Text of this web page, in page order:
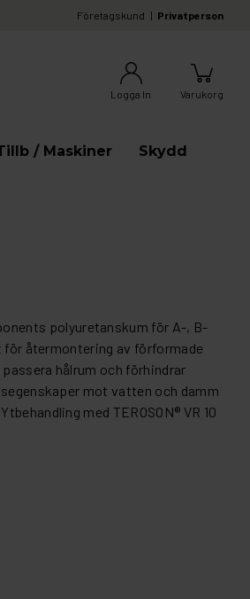
Företagskund Privatperson
Varukorg
Logga In
/ Maskiner Skydd
polyuretanskum för A-, B-
återmontering av förformade
hålrum och förhindrar
mot vatten och damm
med TEROSON® VR 10